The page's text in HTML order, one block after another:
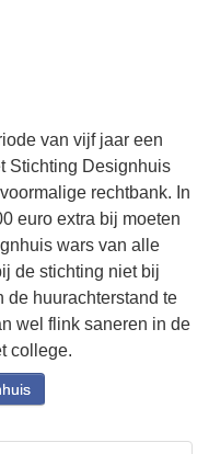
van vijf jaar een
Stichting Designhuis
rechtbank. In
euro extra bij moeten
wars van alle
de stichting niet bij
de huurachterstand te
wel flink saneren in de
college.